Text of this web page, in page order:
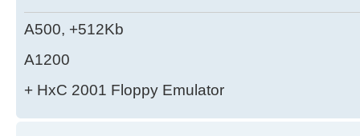
A500, +512Kb
A1200
+ HxC 2001 Floppy Emulator